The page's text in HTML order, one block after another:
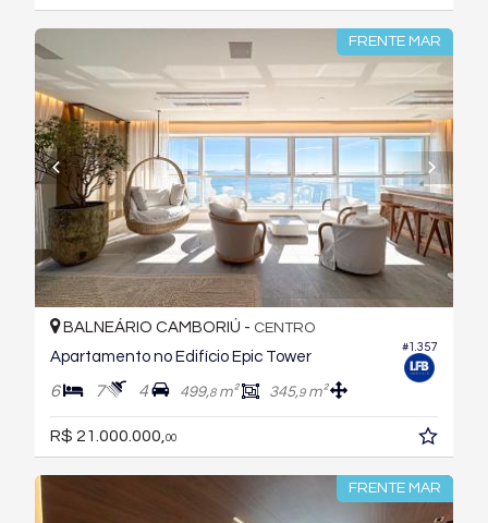
FRENTE MAR
#1.357
BALNEÁRIO CAMBORIÚ - CENTRO
Apartamento no Edifício Epic Tower
6 7 4 499,8m² 345,9m²
R$ 21.000.000,00
FRENTE MAR